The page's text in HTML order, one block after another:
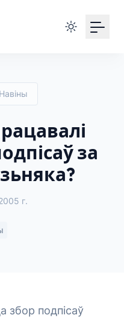
Навіны
за
г.
збор подпісаў